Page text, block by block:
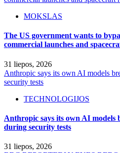
MOKSLAS
The US government wants to
commercial launches and
31 liepos, 2026
Anthropic says its own AI models
security tests
TECHNOLOGIJOS
Anthropic says its own AI models
during security tests
31 liepos, 2026